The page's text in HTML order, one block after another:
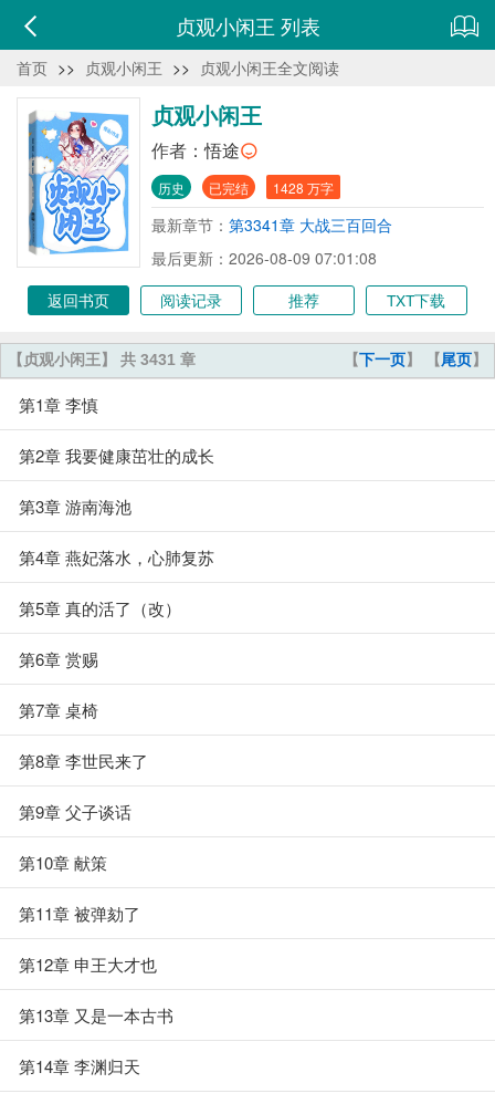
贞观小闲王 列表
首页 >> 贞观小闲王 >> 贞观小闲王全文阅读
贞观小闲王
作者：悟途
历史 已完结 1428 万字
最新章节： 第3341章 大战三百回合
最后更新：2026-08-09 07:01:08
返回书页
阅读记录 推荐 TXT下载
【下一页】 【尾页】
【贞观小闲王】 共 3431 章
第1章 李慎
第2章 我要健康茁壮的成长
第3章 游南海池
第4章 燕妃落水，心肺复苏
第5章 真的活了（改）
第6章 赏赐
第7章 桌椅
第8章 李世民来了
第9章 父子谈话
第10章 献策
第11章 被弹劾了
第12章 申王大才也
第13章 又是一本古书
第14章 李渊归天